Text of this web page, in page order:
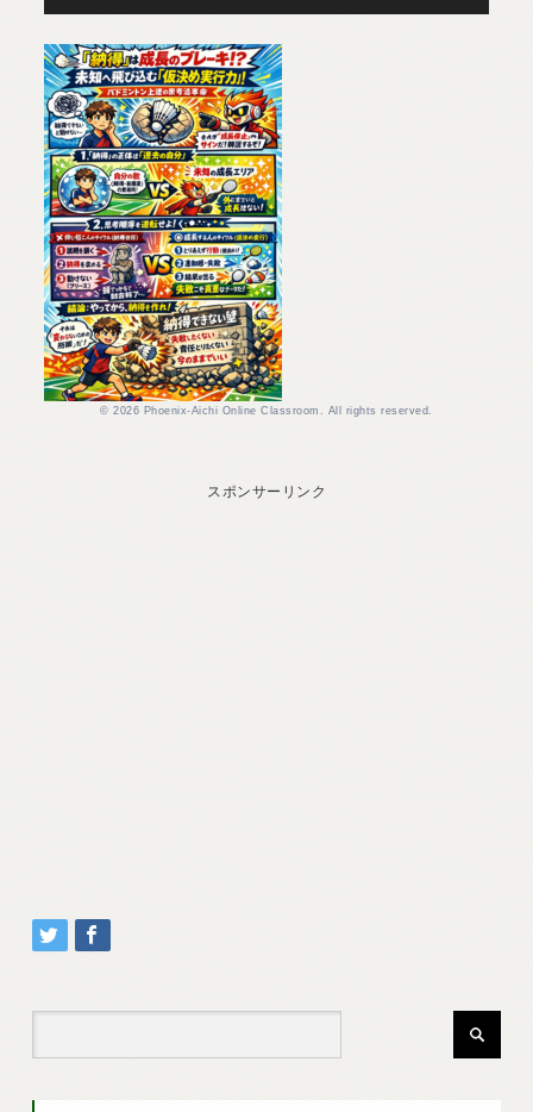
ー
ー
© 2026 Phoenix-Aichi Online Classroom. All rights reserved.
スポンサーリンク